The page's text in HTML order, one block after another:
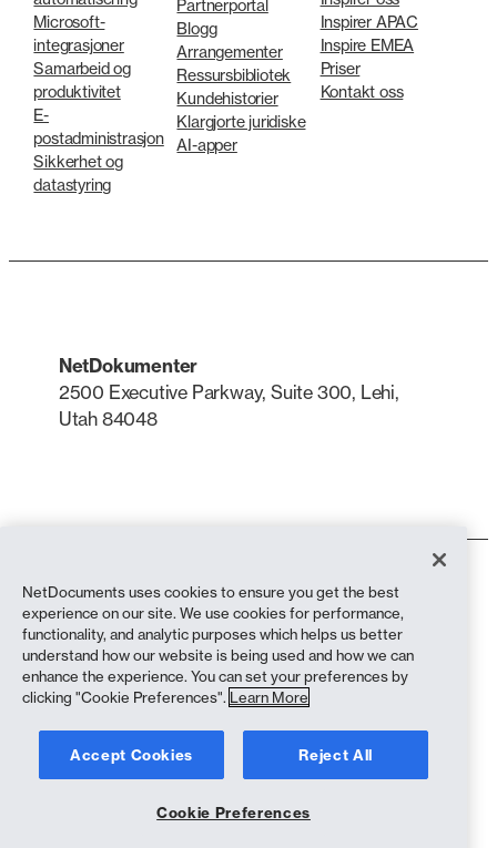
Microsoft-
integrasjoner
Samarbeid og
produktivitet
E-
postadministrasjon
Sikkerhet og
datastyring
Partnerportal
Blogg
Arrangementer
Ressursbibliotek
Kundehistorier
Klargjorte juridiske
AI-apper
Inspirer APAC
Inspire EMEA
Priser
Kontakt oss
NetDokumenter
2500 Executive Parkway, Suite 300, Lehi,
Utah 84048
Personvernerklæring
Personvernerklæring (innbyggere i California)
Anti-slaveri-erklæring
Informasjonskapsler
Samsvar
Opphavsrett © 2026 NetDocuments Software, Inc. Alle rettigheter
NetDocuments uses cookies to ensure you get the best
experience on our site. We use cookies for performance,
functionality, and analytic purposes which helps us better
understand how our website is being used and how we can
enhance the experience. You can set your preferences by
clicking "Cookie Preferences". Learn More
Accept Cookies Reject All
Cookie Preferences